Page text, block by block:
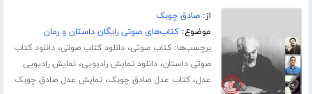
از:صادق چوبک
موضوع:کتاب‌های صوتی رایگان داستان و رمان
برچسب‌ها:کتاب صوتی،دانلود کتاب صوتی،دانلود کتاب
صوتی داستان،دانلود نمایش رادیویی،نمایش رادیویی
عدل،کتاب عدل صادق چوبک،نمایش عدل صادق چوبک